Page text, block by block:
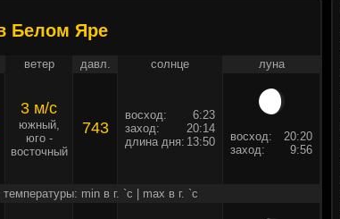
Белом Яре
ветер давл. солнце луна
3 м/c
южный,
юго -
восточный
743
восход:
6:23
заход:
20:14
длина дня: 13:50 восход:
20:20
заход:
9:56
min в г. `c | max в г. `c